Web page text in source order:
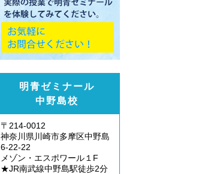
明青ゼミナール
中野島校
〒214-0012
神奈川県川崎市多摩区中野島
6-22-22
メゾン・エスポワール１F
★JR南武線中野島駅徒歩2分